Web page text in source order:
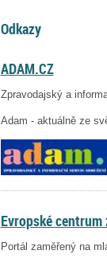
Odkazy
ADAM.CZ
Zpravodajský a
Adam - aktuálně ze
Evropské
Portál zaměřený na